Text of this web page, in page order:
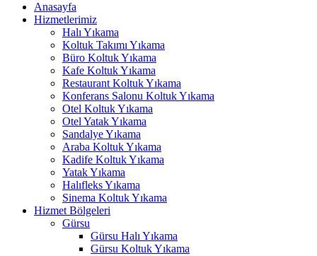
Anasayfa
Hizmetlerimiz
Halı Yıkama
Koltuk Takımı Yıkama
Büro Koltuk Yıkama
Kafe Koltuk Yıkama
Restaurant Koltuk Yıkama
Konferans Salonu Koltuk Yıkama
Otel Koltuk Yıkama
Otel Yatak Yıkama
Sandalye Yıkama
Araba Koltuk Yıkama
Kadife Koltuk Yıkama
Yatak Yıkama
Halıfleks Yıkama
Sinema Koltuk Yıkama
Hizmet Bölgeleri
Gürsu
Gürsu Halı Yıkama
Gürsu Koltuk Yıkama